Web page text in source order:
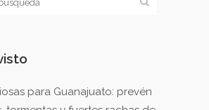
para Guanajuato: prevén